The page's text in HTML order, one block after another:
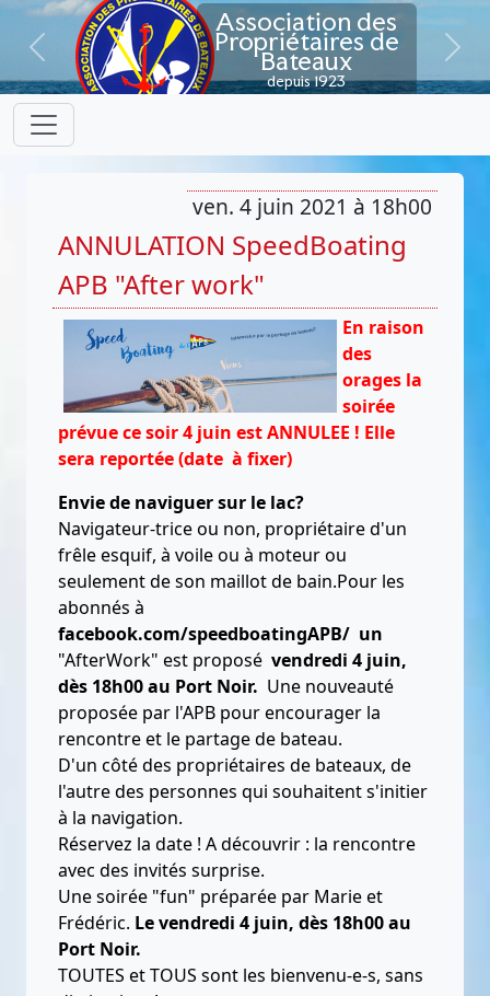
Association des
Propriétaires de
Bateaux
depuis 1923
Previous Next
ven. 4 juin 2021 à 18h00
ANNULATION SpeedBoating
APB "After work"
En raison
des
orages la
soirée
prévue ce soir 4 juin est ANNULEE ! Elle
sera reportée (date à fixer)
Envie de naviguer sur le lac?
Navigateur-trice ou non, propriétaire d'un
frêle esquif, à voile ou à moteur ou
seulement de son maillot de bain.Pour les
abonnés à
facebook.com/speedboatingAPB/ un
"AfterWork" est proposé vendredi 4 juin,
dès 18h00 au Port Noir. Une nouveauté
proposée par l'APB pour encourager la
rencontre et le partage de bateau.
D'un côté des propriétaires de bateaux, de
l'autre des personnes qui souhaitent s'initier
à la navigation.
Réservez la date ! A découvrir : la rencontre
avec des invités surprise.
Une soirée "fun" préparée par Marie et
Frédéric. Le vendredi 4 juin, dès 18h00 au
Port Noir.
TOUTES et TOUS sont les bienvenu-e-s, sans